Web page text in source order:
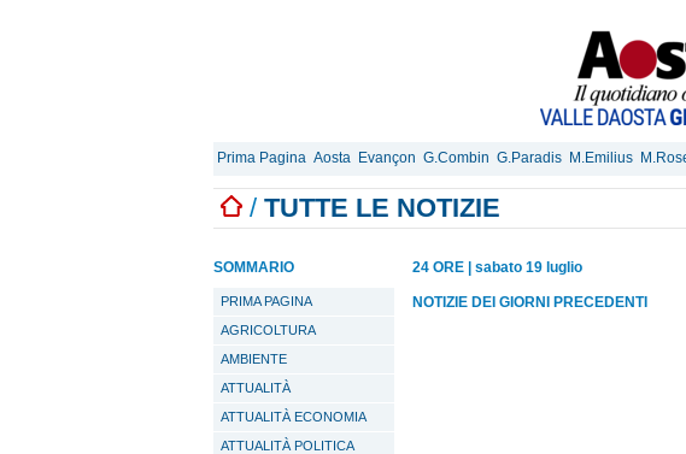
Prima Pagina Aosta Evançon G.Combin G.Paradis M.Emilius
/ TUTTE LE NOTIZIE
SOMMARIO
PRIMA PAGINA
AGRICOLTURA
AMBIENTE
ATTUALITÀ
ATTUALITÀ ECONOMIA
ATTUALITÀ POLITICA
24 ORE sabato 19 luglio
NOTIZIE DEI GIORNI PRECEDENTI